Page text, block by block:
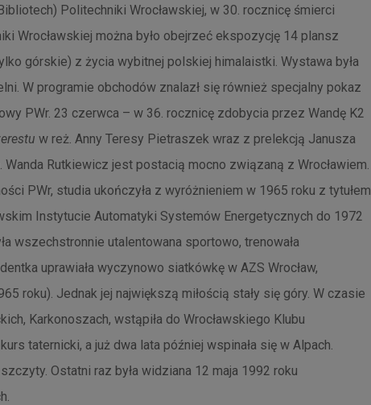
Politechniki Wrocławskiej, w 30. rocznicę śmierci
Wrocławskiej można było obejrzeć ekspozycję 14 plansz
górskie) z życia wybitnej polskiej himalaistki. Wystawa była
W programie obchodów znalazł się również specjalny pokaz
PWr. 23 czerwca – w 36. rocznicę zdobycia przez Wandę K2
w reż. Anny Teresy Pietraszek wraz z prelekcją Janusza
Rutkiewicz jest postacią mocno związaną z Wrocławiem.
PWr, studia ukończyła z wyróżnieniem w 1965 roku z tytułem
Instytucie Automatyki Systemów Energetycznych do 1972
wszechstronnie utalentowana sportowo, trenowała
uprawiała wyczynowo siatkówkę w AZS Wrocław,
roku). Jednak jej największą miłością stały się góry. W czasie
Karkonoszach, wstąpiła do Wrocławskiego Klubu
taternicki, a już dwa lata później wspinała się w Alpach.
Ostatni raz była widziana 12 maja 1992 roku